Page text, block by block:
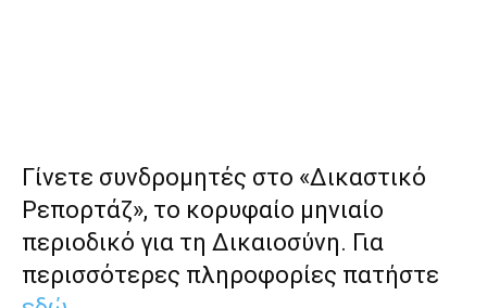
Γίνετε συνδρομητές στο «Δικαστικό
Ρεπορτάζ», το κορυφαίο μηνιαίο
περιοδικό για τη Δικαιοσύνη. Για
περισσότερες πληροφορίες πατήστε